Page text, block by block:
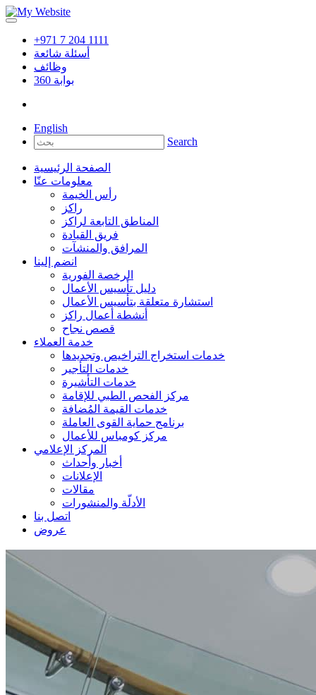
+971 7 204 1111
أسئلة شائعة
وظائف
360 بوابة
English
Search
الصفحة الرئيسية
معلومات عنّا
رأس الخيمة
راكز
المناطق التابعة لراكز
فريق القيادة
المرافق والمنشآت
انضم إلينا
الرخصة الفورية
دليل تأسيس الأعمال
استشارة متعلقة بتأسيس الأعمال
أنشطة أعمال راكز
قصص نجاح
خدمة العملاء
خدمات استخراج التراخيص وتجديدها
خدمات التأجير
خدمات التأشيرة
مركز الفحص الطبي للإقامة
خدمات القيمة المُضافة
برنامج حماية القوى العاملة
مركز كومباس للأعمال
المركز الإعلامي
أخبار وأحداث
الإعلانات
مقالات
الأدلّة والمنشورات
اتصل بنا
عروض